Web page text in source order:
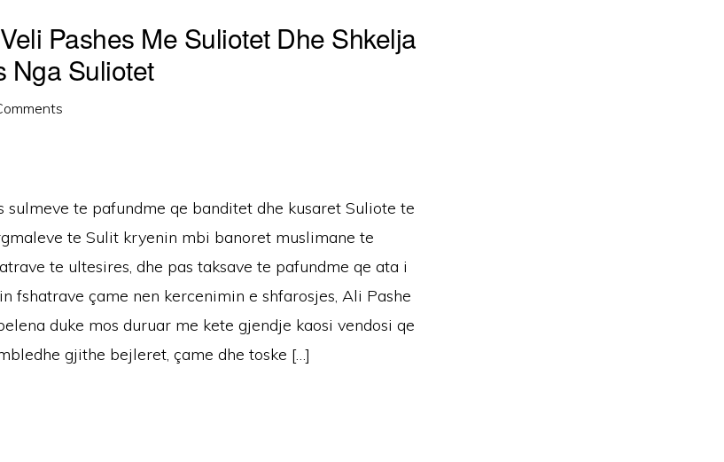
Pashes Me Suliotet Dhe Shkelja
Nga Suliotet
sulmeve te pafundme qe banditet dhe kusaret Suliote te
te Sulit kryenin mbi banoret muslimane te
te ultesires, dhe pas taksave te pafundme qe ata i
fshatrave çame nen kercenimin e shfarosjes, Ali Pashe
duke mos duruar me kete gjendje kaosi vendosi qe
gjithe bejleret, çame dhe toske […]